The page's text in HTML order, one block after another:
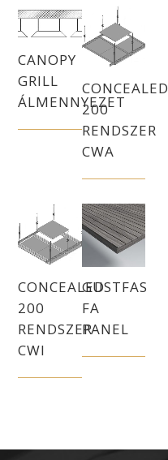
CANOPY
GRILL
ÁLMENNYEZET
CONCEALED
200
RENDSZER
CWA
CONCEALED
200
RENDSZER
CWI
GUSTFAS
FA
PANEL